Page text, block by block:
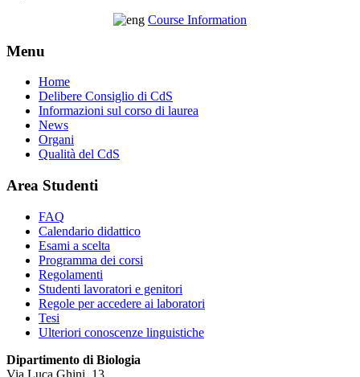
Course Information
Menu
Home
Delibere Consiglio di CdS
Informazioni sul corso di laurea
News
Organi
Qualità del CdS
Area Studenti
FAQ
Calendario didattico
Esami a scelta
Programma dei corsi
Regolamenti
Studenti lavoratori e genitori
Regole per accedere ai laboratori
Tesi
Ulteriori conoscenze linguistiche
Dipartimento di Biologia
Via Luca Ghini, 13